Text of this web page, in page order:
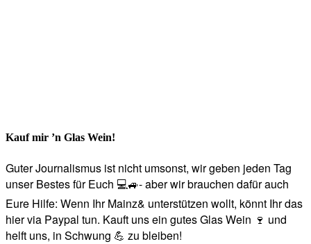
Kauf mir ’n Glas Wein!
Guter Journalismus ist nicht umsonst, wir geben jeden Tag
unser Bestes für Euch 💻🚙- aber wir brauchen dafür auch
Eure Hilfe: Wenn Ihr Mainz& unterstützen wollt, könnt Ihr das
hier via Paypal tun. Kauft uns ein gutes Glas Wein 🍷 und
helft uns, in Schwung 💪 zu bleiben!